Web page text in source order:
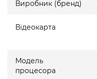
Виробник (бренд)
Відеокарта
Модель
процесора